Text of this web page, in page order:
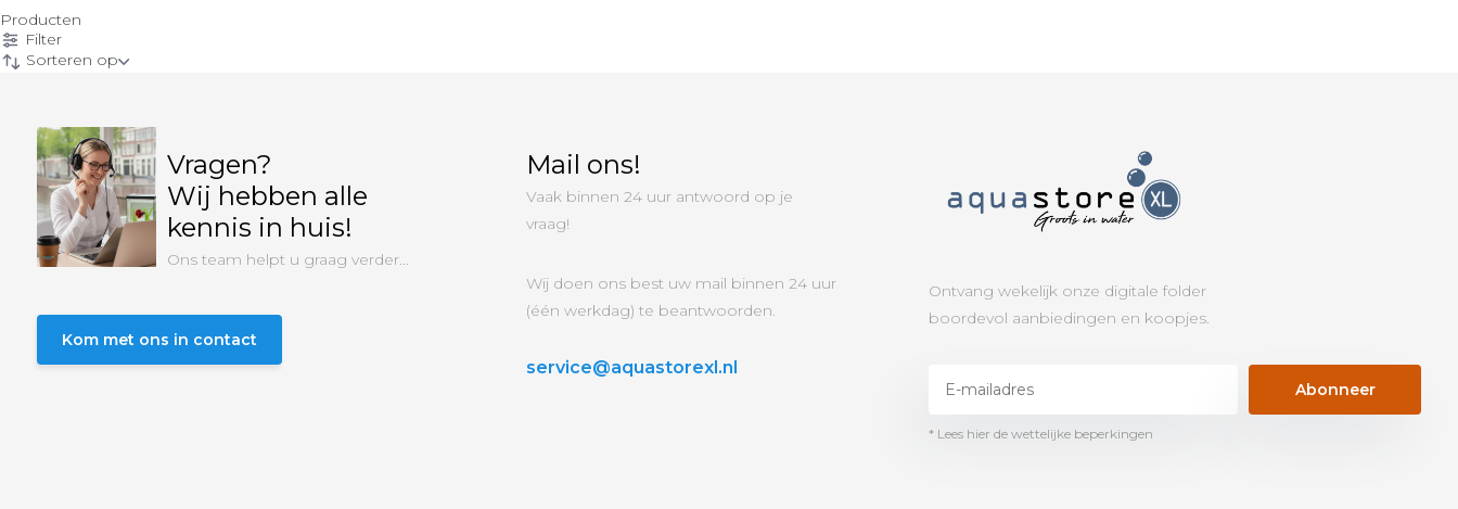
Producten
Filter
Sorteren op
Vragen?
Wij hebben alle
kennis in huis!
Ons team helpt u graag verder...
Kom met ons in contact
Mail ons!
Vaak binnen 24 uur antwoord op je
vraag!
Wij doen ons best uw mail binnen 24 uur
(één werkdag) te beantwoorden.
service@aquastorexl.nl
Ontvang wekelijk onze digitale folder
boordevol aanbiedingen en koopjes.
Abonneer
* Lees hier de wettelijke beperkingen